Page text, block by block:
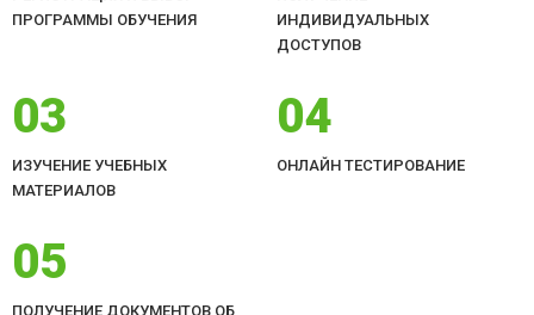
ПРОГРАММЫ ОБУЧЕНИЯ
ИНДИВИДУАЛЬНЫХ
ДОСТУПОВ
03
ИЗУЧЕНИЕ УЧЕБНЫХ
МАТЕРИАЛОВ
04
ОНЛАЙН ТЕСТИРОВАНИЕ
05
ПОЛУЧЕНИЕ ДОКУМЕНТОВ ОБ